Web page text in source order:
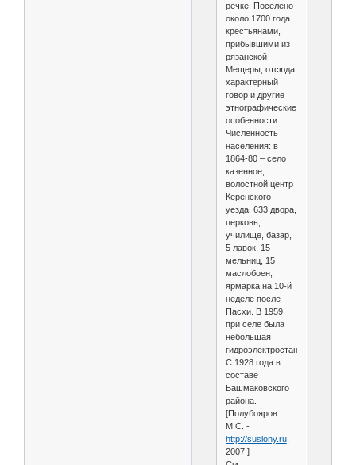
речке. Поселено
около 1700 года
крестьянами,
прибывшими из
рязанской
Мещеры, отсюда
характерный
говор и другие
этнографические
особенности.
Численность
населения: в
1864-80 – село
казенное,
волостной центр
Керенского
уезда, 633 двора,
церковь,
училище, базар,
5 лавок, 15
мельниц, 15
маслобоен,
ярмарка на 10-й
неделе после
Пасхи. В 1959
при селе была
небольшая
гидроэлектростанция.
С 1928 года в
составе
Башмаковского
района.
[Полубояров
М.С. -
http://suslony.ru,
2007.]